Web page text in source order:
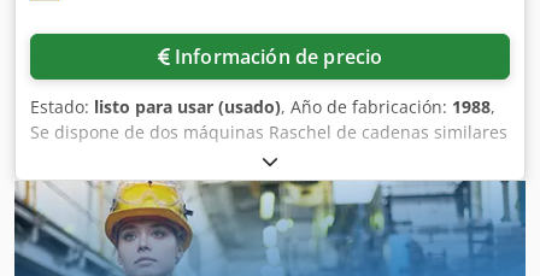
Información de precio
Estado: listo para usar (usado), Año de fabricación: 1988,
Se dispone de dos máquinas Raschel de cadenas similares
de Karl Mayer. 1) Karl Mayer KS 3, año de fabricación:
1988, ancho de trabajo: 130 pulgadas, galga: E28,
alimentación de hilo: FAG GB1-2-3, agujas de lengüeta: L-
28-66H-49, tiradores: SPEC.51.50.G.104, platina: P-28-66-
VP19, vueltas: 1500, control de hilo: Laser 4080, control de